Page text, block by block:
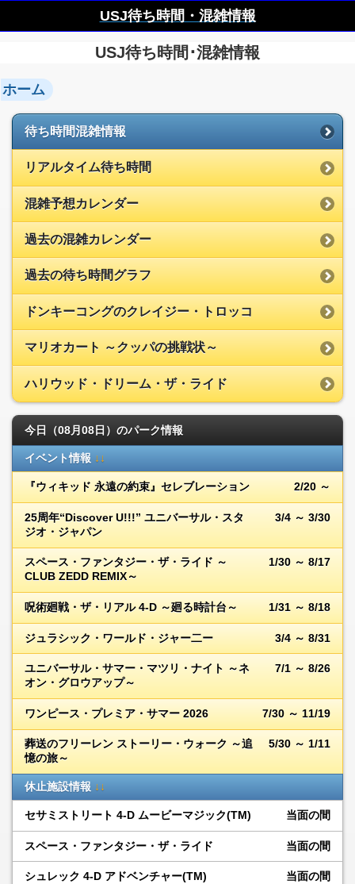
USJ待ち時間・混雑情報
USJ待ち時間･混雑情報
ホーム
待ち時間混雑情報
リアルタイム待ち時間
混雑予想カレンダー
過去の混雑カレンダー
過去の待ち時間グラフ
ドンキーコングのクレイジー・トロッコ
マリオカート ～クッパの挑戦状～
ハリウッド・ドリーム・ザ・ライド
今日（08月08日）のパーク情報
イベント情報 ↓↓
『ウィキッド 永遠の約束』セレブレーション 2/20 ～
25周年“Discover U!!!” ユニバーサル・スタ
ジオ・ジャパン
3/4 ～ 3/30
スペース・ファンタジー・ザ・ライド ～
CLUB ZEDD REMIX～
1/30 ～ 8/17
呪術廻戦・ザ・リアル 4-D ～廻る時計台～ 1/31 ～ 8/18
ジュラシック・ワールド・ジャー二ー 3/4 ～ 8/31
ユニバーサル・サマー・マツリ・ナイト ～ネ
オン・グロウアップ～
7/1 ～ 8/26
ワンピース・プレミア・サマー 2026 7/30 ～ 11/19
葬送のフリーレン ストーリー・ウォーク ～追
憶の旅～
5/30 ～ 1/11
休止施設情報 ↓↓
セサミストリート 4-D ムービーマジック(TM) 当面の間
スペース・ファンタジー・ザ・ライド 当面の間
シュレック 4-D アドベンチャー(TM) 当面の間